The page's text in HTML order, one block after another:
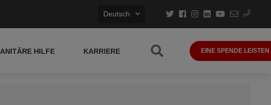
Deutsch
HILFE KARRIERE EINE SPENDE LEISTEN